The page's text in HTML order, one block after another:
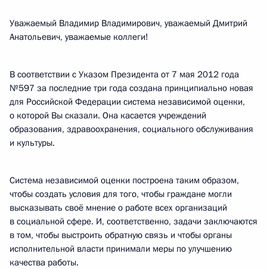
Уважаемый Владимир Владимирович, уважаемый Дмитрий
Анатольевич, уважаемые коллеги!
В соответствии с Указом Президента от 7 мая 2012 года
№597 за последние три года создана принципиально новая
для Российской Федерации система независимой оценки,
о которой Вы сказали. Она касается учреждений
образования, здравоохранения, социального обслуживания
и культуры.
Система независимой оценки построена таким образом,
чтобы создать условия для того, чтобы граждане могли
высказывать своё мнение о работе всех организаций
в социальной сфере. И, соответственно, задачи заключаются
в том, чтобы выстроить обратную связь и чтобы органы
исполнительной власти принимали меры по улучшению
качества работы.